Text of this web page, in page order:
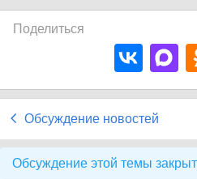
Поделиться
Обсуждение новостей
Обсуждение этой темы